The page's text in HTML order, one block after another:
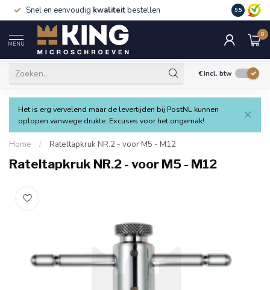
Snel en eenvoudig kwaliteitbestellen 9.5
MENU
0
€Incl. btw
Het is erg vervelend maar de levertijden bij PostNL kunnen
oplopen vanwege drukte. Excuses voor het ongemak!
Home / Rateltapkruk NR.2 - voor M5 - M12
Rateltapkruk NR.2 - voor M5 - M12